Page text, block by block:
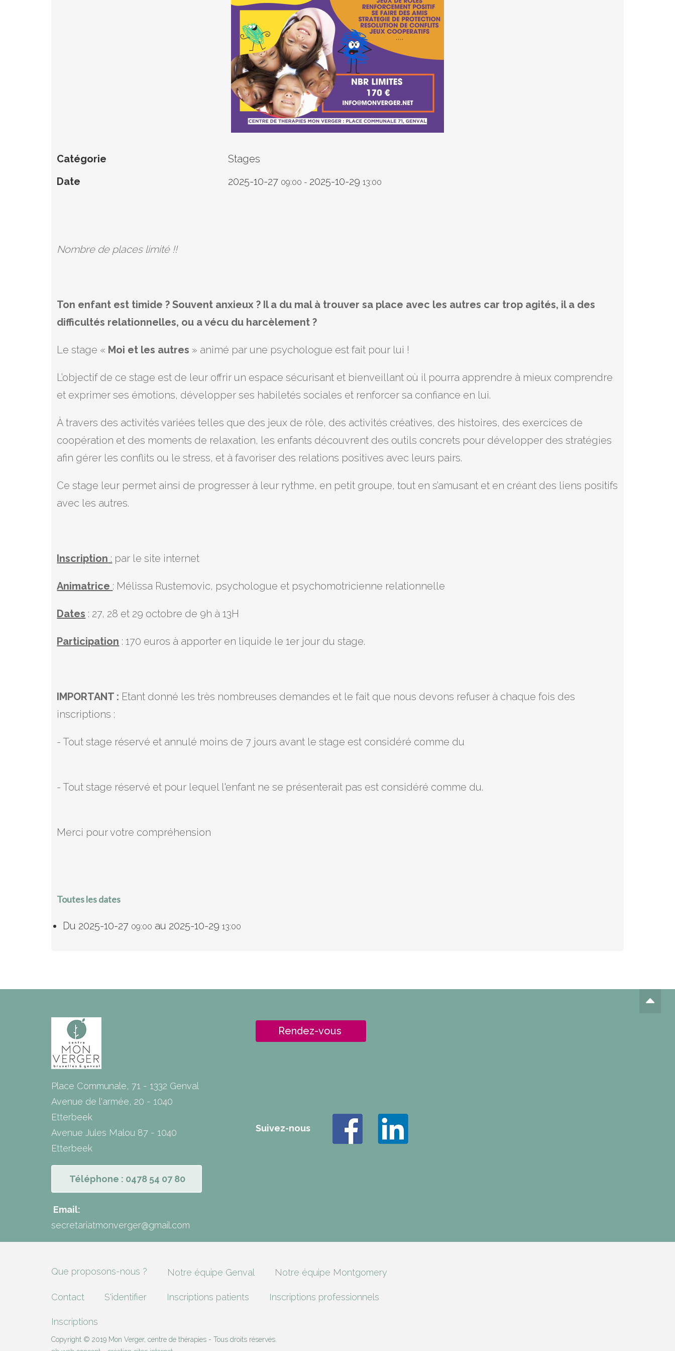
Catégorie
Stages
Date
2025-10-27 09:00 - 2025-10-29 13:00
Nombre de places limité !!
Ton enfant est timide ? Souvent anxieux ? Il a du mal à trouver sa place avec les autres car trop agités, il a des
difficultés relationnelles, ou a vécu du harcèlement ?
Le stage « Moi et les autres » animé par une psychologue est fait pour lui !
L’objectif de ce stage est de leur offrir un espace sécurisant et bienveillant où il pourra apprendre à mieux comprendre
et exprimer ses émotions, développer ses habiletés sociales et renforcer sa confiance en lui.
À travers des activités variées telles que des jeux de rôle, des activités créatives, des histoires, des exercices de
coopération et des moments de relaxation, les enfants découvrent des outils concrets pour développer des stratégies
afin gérer les conflits ou le stress, et à favoriser des relations positives avec leurs pairs.
Ce stage leur permet ainsi de progresser à leur rythme, en petit groupe, tout en s’amusant et en créant des liens positifs
avec les autres.
Inscription : par le site internet
Animatrice : Mélissa Rustemovic, psychologue et psychomotricienne relationnelle
Dates : 27, 28 et 29 octobre de 9h à 13H
Participation : 170 euros à apporter en liquide le 1er jour du stage.
IMPORTANT : Etant donné les très nombreuses demandes et le fait que nous devons refuser à chaque fois des
inscriptions :
- Tout stage réservé et annulé moins de 7 jours avant le stage est considéré comme du
- Tout stage réservé et pour lequel l'enfant ne se présenterait pas est considéré comme du.
Merci pour votre compréhension
Toutes les dates
Du 2025-10-27 09:00 au 2025-10-29 13:00
Place Communale, 71 - 1332 Genval
Avenue de l'armée, 20 - 1040
Etterbeek
Avenue Jules Malou 87 - 1040
Etterbeek
Téléphone : 0478 54 07 80
Email:
secretariatmonverger@gmail.com
Rendez-vous
Suivez-nous
Que proposons-nous ? Notre équipe Genval Notre équipe Montgomery
Contact S'identifier Inscriptions patients Inscriptions professionnels
Inscriptions
Copyright © 2019 Mon Verger, centre de thérapies - Tous droits réservés.